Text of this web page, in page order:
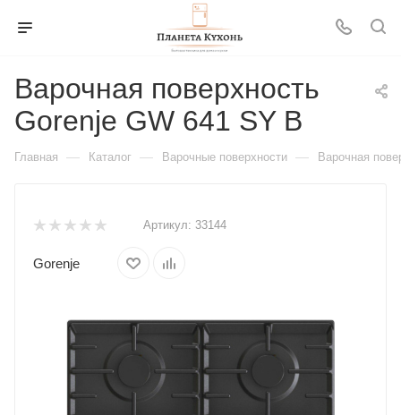
Варочная поверхность
Gorenje GW 641 SY B
Главная — Каталог — Варочные поверхности — Варочная
Артикул: 33144
Gorenje